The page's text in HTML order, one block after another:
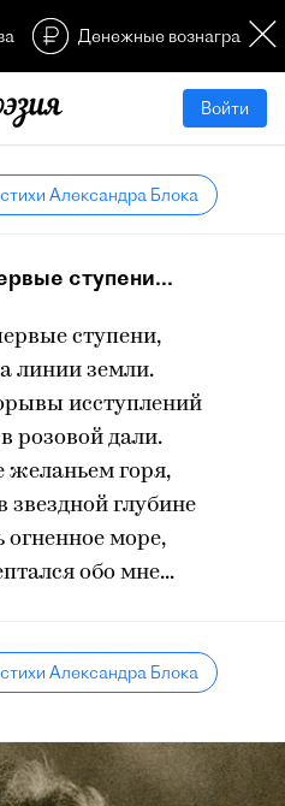
Денежные
Войти
Александра Блока
ступени...
ступени,
линии земли.
исступлений
розовой дали.
горя,
звездной глубине
огненное море,
обо мне...
Александра Блока